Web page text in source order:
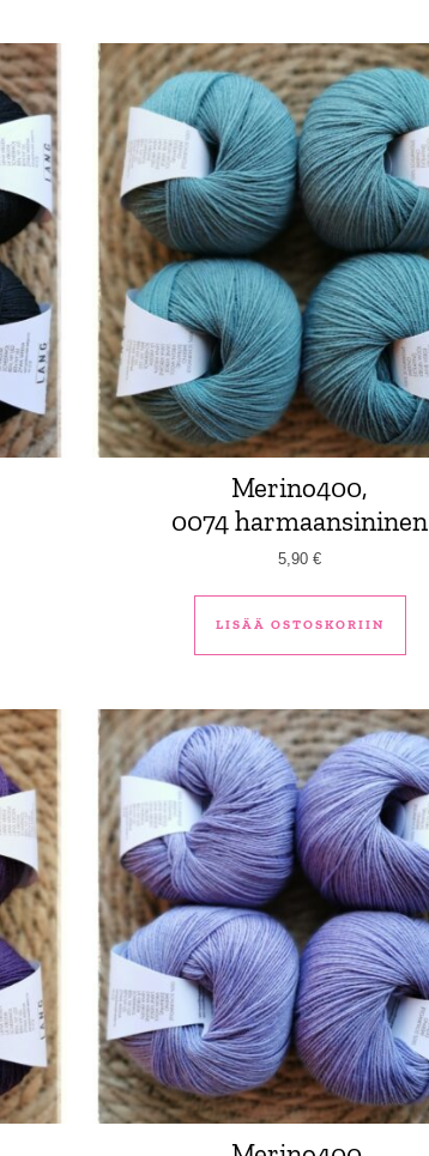
Merino400,
0074 harmaansininen
5,90€
LISÄÄ OSTOSKORIIN